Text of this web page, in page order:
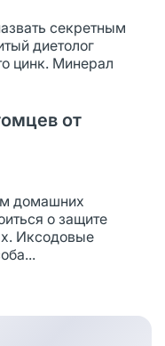
секретным
диетолог
цинк. Минерал
от
домашних
о защите
Иксодовые